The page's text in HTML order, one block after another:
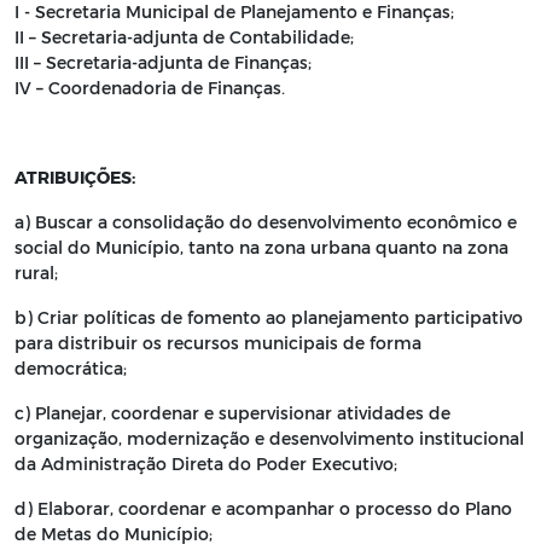
I - Secretaria Municipal de Planejamento e Finanças;
II – Secretaria-adjunta de Contabilidade;
III – Secretaria-adjunta de Finanças;
IV – Coordenadoria de Finanças.
ATRIBUIÇÕES:
a) Buscar a consolidação do desenvolvimento econômico e
social do Município, tanto na zona urbana quanto na zona
rural;
b) Criar políticas de fomento ao planejamento participativo
para distribuir os recursos municipais de forma
democrática;
c) Planejar, coordenar e supervisionar atividades de
organização, modernização e desenvolvimento institucional
da Administração Direta do Poder Executivo;
d) Elaborar, coordenar e acompanhar o processo do Plano
de Metas do Município;